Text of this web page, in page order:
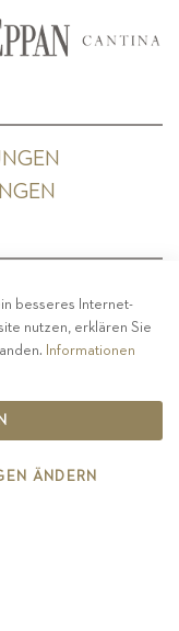
POLICY-
besseres Internet-
nutzen, erklären Sie
Informationen
ÄNDERN